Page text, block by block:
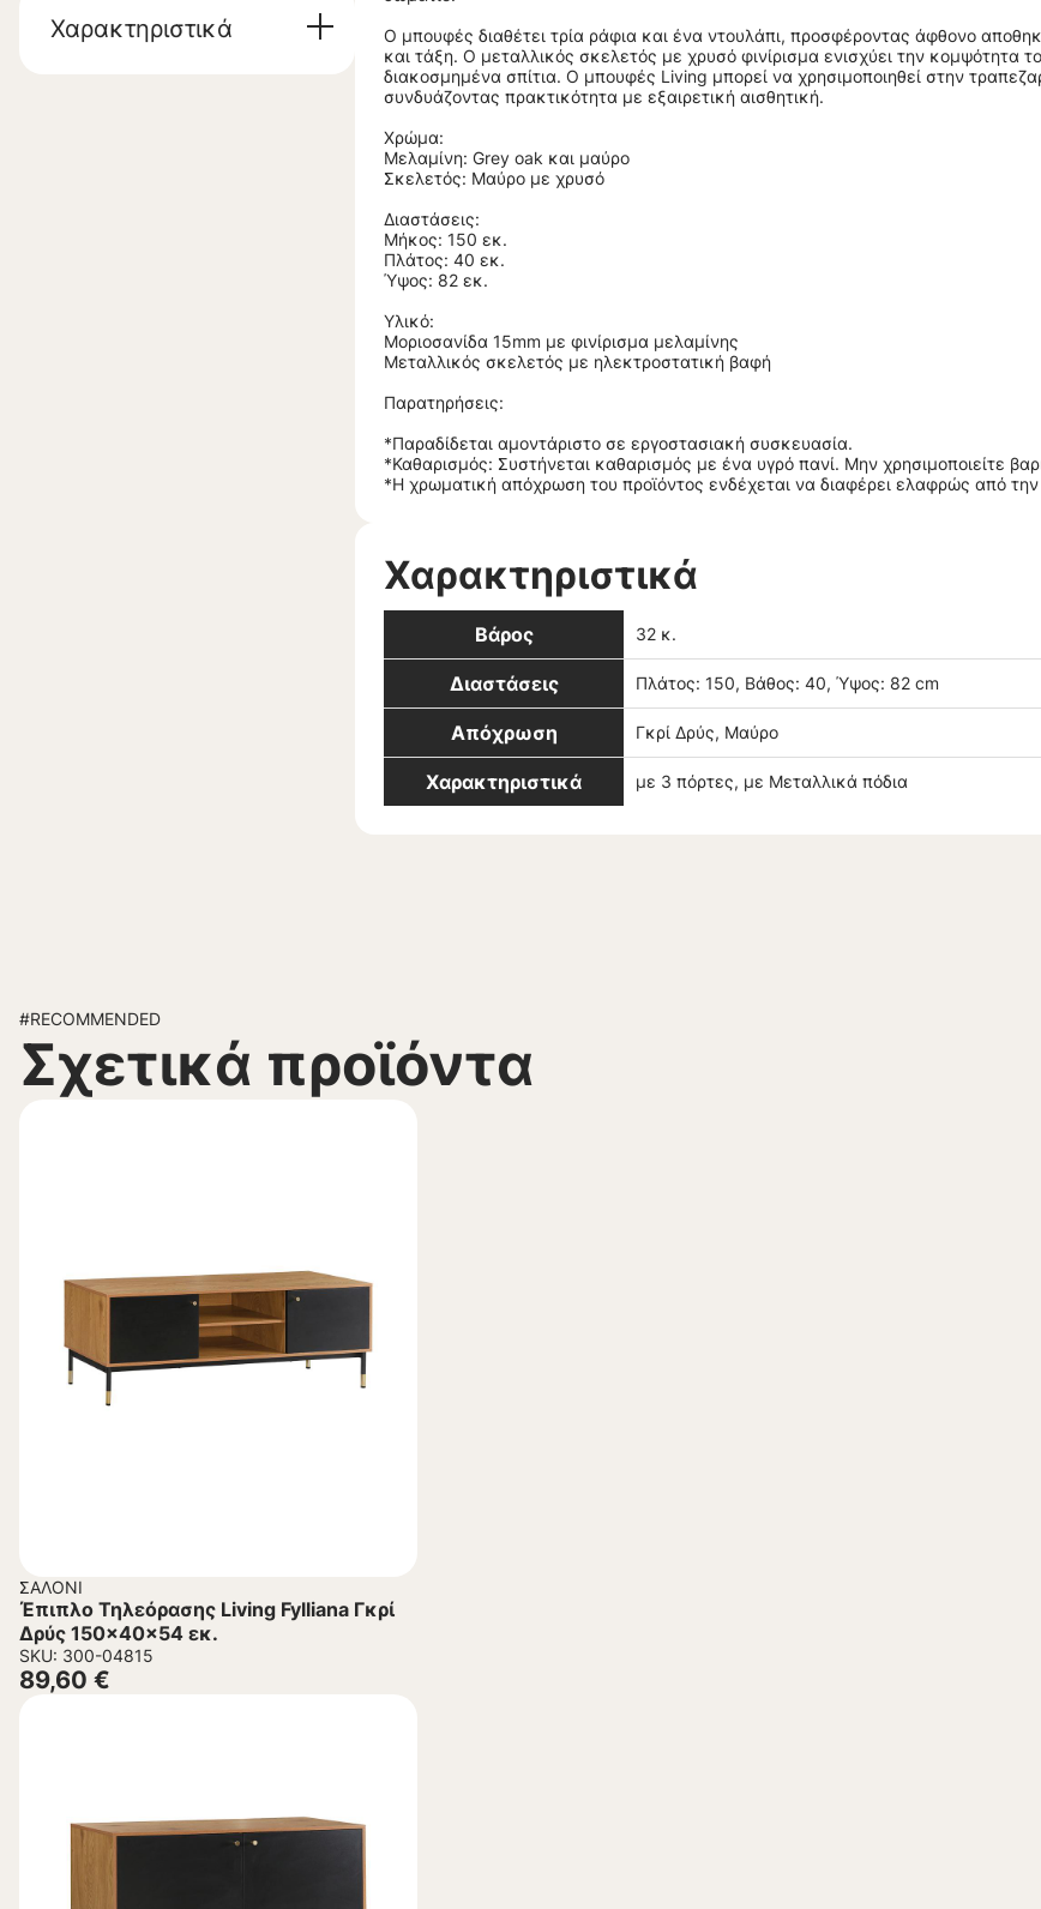
Χαρακτηριστικά
Ο μπουφές διαθέτει τρία ράφια και ένα ντουλάπι, προσφέροντας άφθονο
και τάξη. Ο μεταλλικός σκελετός με χρυσό φινίρισμα ενισχύει την κομψότητα
διακοσμημένα σπίτια. Ο μπουφές Living μπορεί να χρησιμοποιηθεί στην
συνδυάζοντας πρακτικότητα με εξαιρετική αισθητική.
Χρώμα:
Μελαμίνη: Grey oak και μαύρο
Σκελετός: Μαύρο με χρυσό
Διαστάσεις:
Μήκος: 150 εκ.
Πλάτος: 40 εκ.
Ύψος: 82 εκ.
Υλικό:
Μοριοσανίδα 15mm με φινίρισμα μελαμίνης
Μεταλλικός σκελετός με ηλεκτροστατική βαφή
Παρατηρήσεις:
*Παραδίδεται αμοντάριστο σε εργοστασιακή συσκευασία.
*Καθαρισμός: Συστήνεται καθαρισμός με ένα υγρό πανί. Μην χρησιμοποιείτε
*Η χρωματική απόχρωση του προϊόντος ενδέχεται να διαφέρει ελαφρώς από
Χαρακτηριστικά
Βάρος 32 κ.
Διαστάσεις Πλάτος: 150, Βάθος: 40, Ύψος: 82 cm
Απόχρωση Γκρί Δρύς, Μαύρο
Χαρακτηριστικά με 3 πόρτες, με Μεταλλικά πόδια
#RECOMMENDED
Σχετικά προϊόντα
ΣΑΛΌΝΙ
Έπιπλο Τηλεόρασης Living Fylliana Γκρί
Δρύς 150x40x54 εκ.
SKU: 300-04815
89,60 €